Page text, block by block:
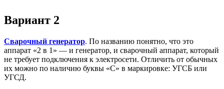
Вариант 2
Сварочный генератор. По названию понятно, что это
аппарат «2 в 1» — и генератор, и сварочный аппарат, который
не требует подключения к электросети. Отличить от обычных
их можно по наличию буквы «С» в маркировке: УГСБ или
УГСД.